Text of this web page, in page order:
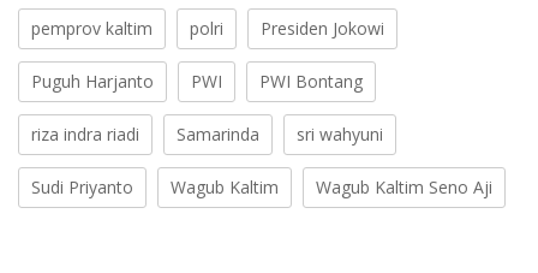
pemprov kaltim polri Presiden Jokowi
Puguh Harjanto PWI PWI Bontang
riza indra riadi Samarinda sri wahyuni
Sudi Priyanto Wagub Kaltim Wagub Kaltim Seno Aji